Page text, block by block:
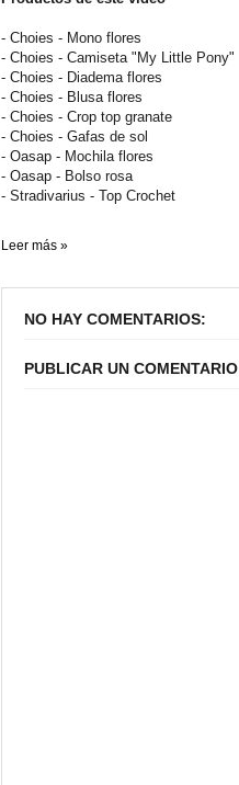
- Choies - Mono flores
- Choies - Camiseta "My Little Pony"
- Choies - Diadema flores
- Choies - Blusa flores
- Choies - Crop top granate
- Choies - Gafas de sol
- Oasap - Mochila flores
- Oasap - Bolso rosa
- Stradivarius - Top Crochet
Leer más »
NO HAY COMENTARIOS:
PUBLICAR UN COMENTARIO